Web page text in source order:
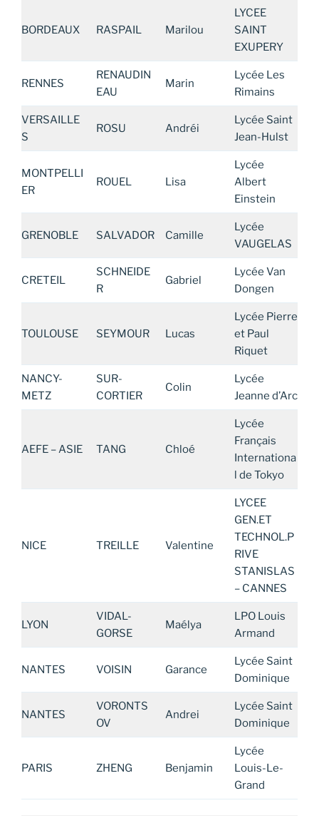
BORDEAUX RASPAIL Marilou
LYCEE
SAINT
EXUPERY
RENNES
RENAUDIN
EAU
Marin
Lycée Les
Rimains
VERSAILLE
S
ROSU Andréi
Lycée Saint
Jean-Hulst
MONTPELLI
ER
ROUEL Lisa
Lycée
Albert
Einstein
GRENOBLE SALVADOR Camille
Lycée
VAUGELAS
CRETEIL
SCHNEIDE
R
Gabriel
Lycée Van
Dongen
TOULOUSE SEYMOUR Lucas
Lycée Pierre
et Paul
Riquet
NANCY-
METZ
SUR-
CORTIER
Colin
Lycée
Jeanne d’Arc
AEFE – ASIE TANG Chloé
Lycée
Français
Internationa
l de Tokyo
NICE TREILLE Valentine
LYCEE
GEN.ET
TECHNOL.P
RIVE
STANISLAS
– CANNES
LYON
VIDAL-
GORSE
Maélya
LPO Louis
Armand
NANTES VOISIN Garance
Lycée Saint
Dominique
NANTES
VORONTS
OV
Andrei
Lycée Saint
Dominique
PARIS ZHENG Benjamin
Lycée
Louis-Le-
Grand